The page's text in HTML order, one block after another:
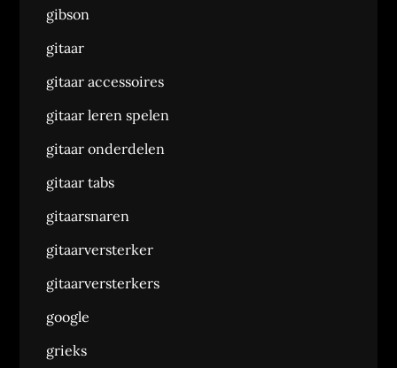
gibson
gitaar
gitaar accessoires
gitaar leren spelen
gitaar onderdelen
gitaar tabs
gitaarsnaren
gitaarversterker
gitaarversterkers
google
grieks